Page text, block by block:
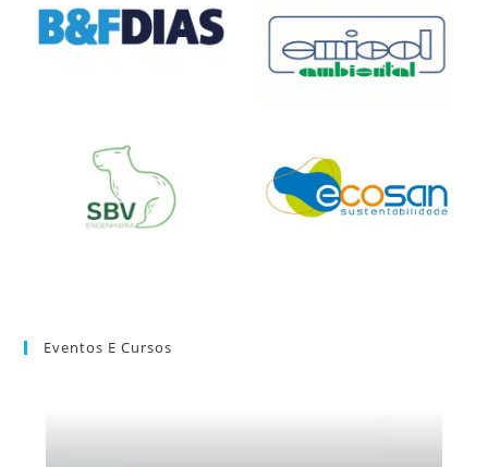
Eventos E Cursos